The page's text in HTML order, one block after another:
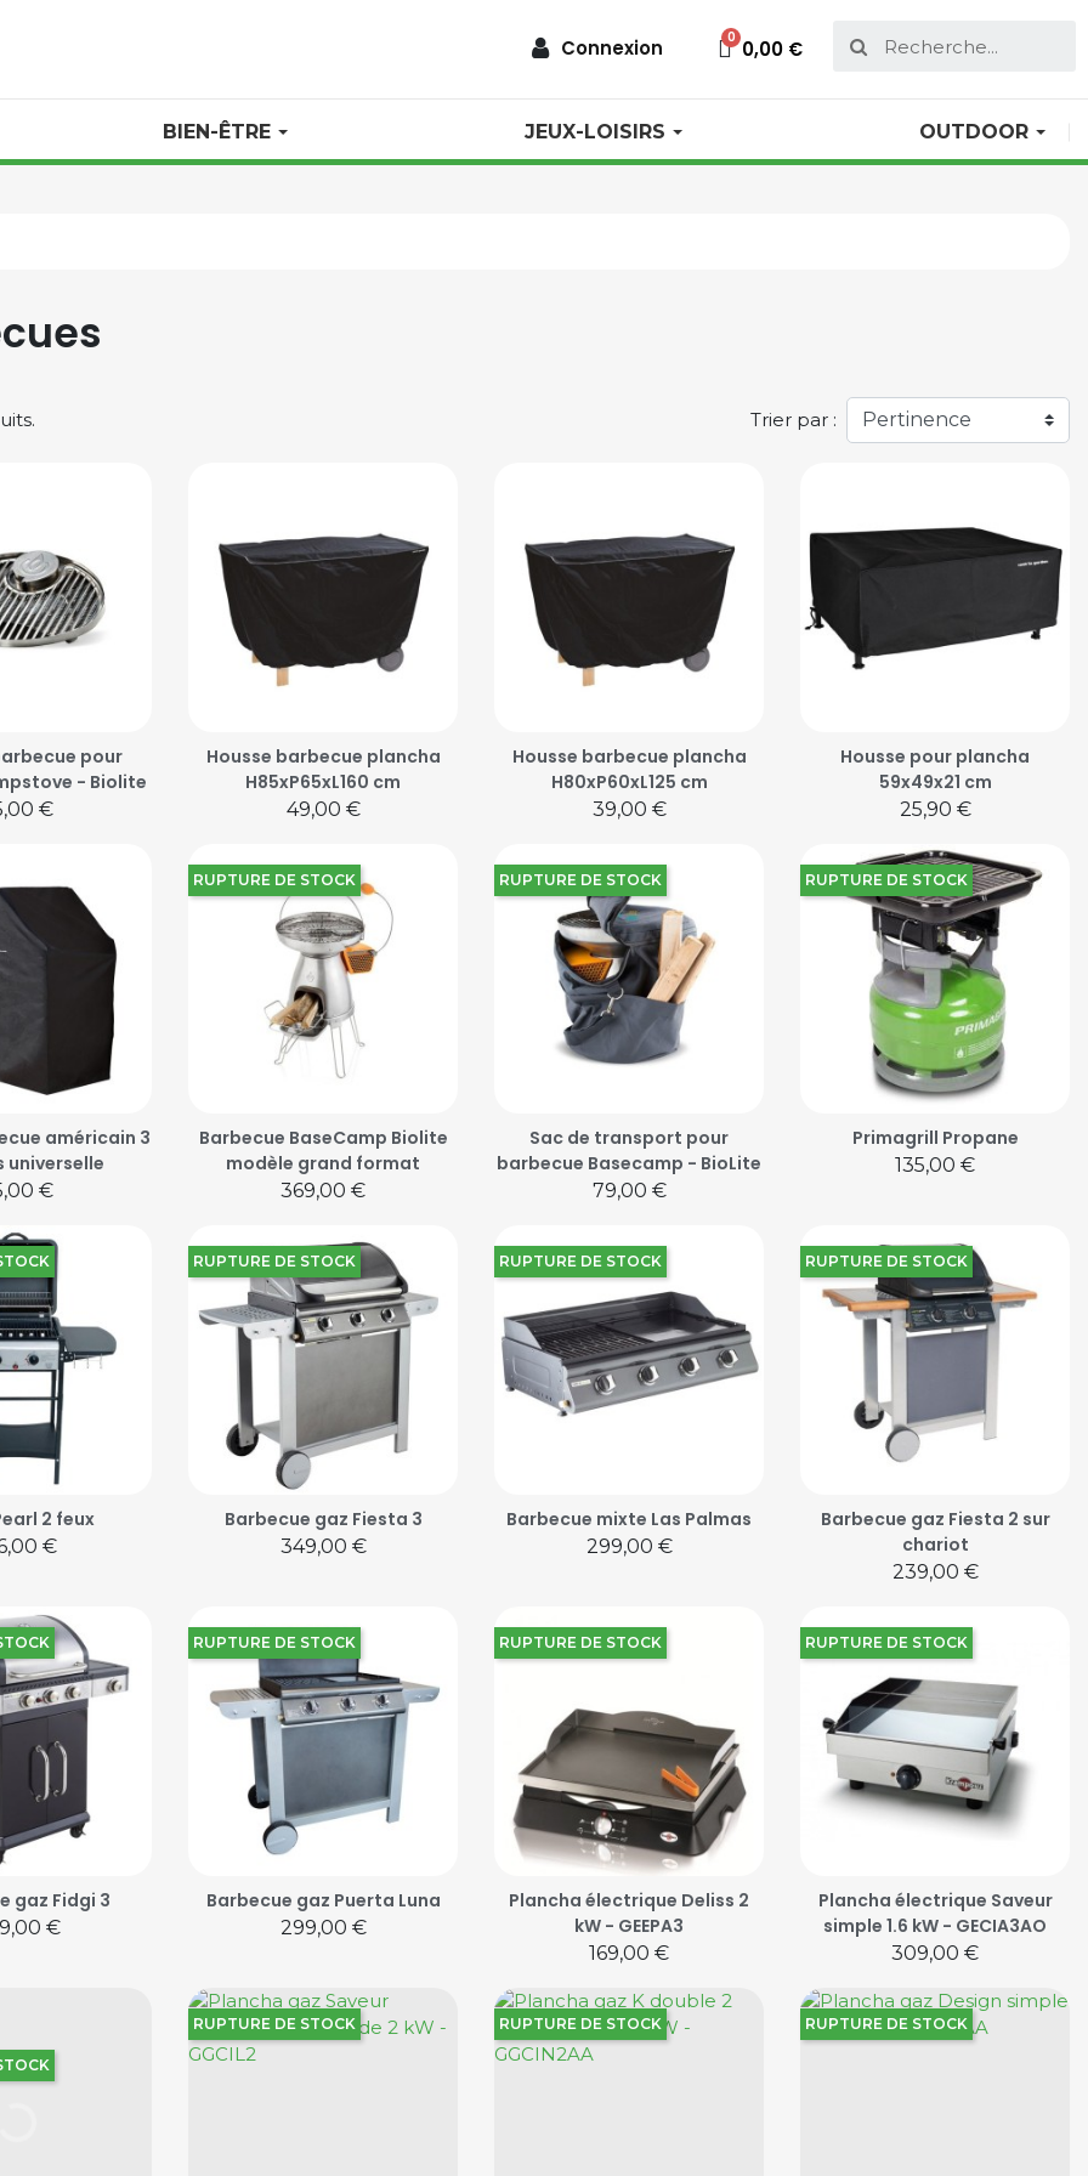
Connexion 0,00 €
BIEN-ÊTRE JEUX-LOISIRS OUTDOOR
Trier par :
pour
- Biolite
€
Housse barbecue plancha
H85xP65xL160 cm
Prix
49,00 €
Housse barbecue plancha
H80xP60xL125 cm
Prix
39,00 €
Housse pour plancha
59x49x21 cm
Prix
25,90 €
américain 3
universelle
€
Barbecue BaseCamp Biolite
modèle grand format
Prix
369,00 €
RUPTURE DE STOCK
Sac de transport pour
barbecue Basecamp - BioLite
Prix
79,00 €
RUPTURE DE STOCK
Primagrill Propane
Prix
135,00 €
RUPTURE DE STOCK
2 feux
€
Barbecue gaz Fiesta 3
Prix
349,00 €
RUPTURE DE STOCK
Barbecue mixte Las Palmas
Prix
299,00 €
RUPTURE DE STOCK
Barbecue gaz Fiesta 2 sur
chariot
Prix
239,00 €
RUPTURE DE STOCK
gaz Fidgi 3
€
Barbecue gaz Puerta Luna
Prix
299,00 €
RUPTURE DE STOCK
Plancha électrique Deliss 2
kW - GEEPA3
Prix
169,00 €
RUPTURE DE STOCK
Plancha électrique Saveur
simple 1.6 kW - GECIA3AO
Prix
309,00 €
RUPTURE DE STOCK
RUPTURE DE STOCK RUPTURE DE STOCK RUPTURE DE STOCK